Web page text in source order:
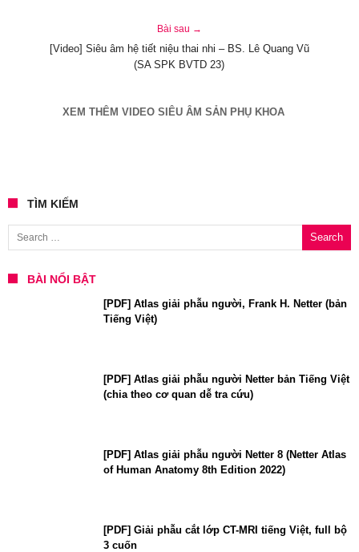
Bài sau →
[Video] Siêu âm hệ tiết niệu thai nhi – BS. Lê Quang Vũ
(SA SPK BVTD 23)
XEM THÊM VIDEO SIÊU ÂM SẢN PHỤ KHOA
TÌM KIẾM
Search for:
BÀI NỔI BẬT
[PDF] Atlas giải phẫu người, Frank H. Netter (bản
Tiếng Việt)
[PDF] Atlas giải phẫu người Netter bản Tiếng Việt
(chia theo cơ quan dễ tra cứu)
[PDF] Atlas giải phẫu người Netter 8 (Netter Atlas
of Human Anatomy 8th Edition 2022)
[PDF] Giải phẫu cắt lớp CT-MRI tiếng Việt, full bộ
3 cuốn